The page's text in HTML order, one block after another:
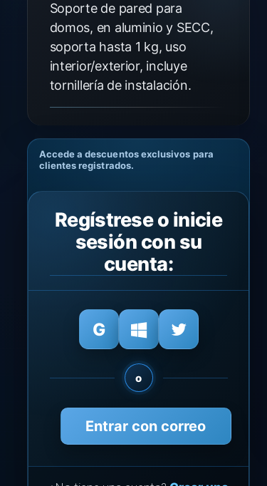
Soporte de pared para
domos, en aluminio y SECC,
soporta hasta 1 kg, uso
interior/exterior, incluye
tornillería de instalación.
Accede a descuentos exclusivos para
clientes registrados.
Regístrese o inicie
sesión con su
cuenta:
o
Entrar con correo